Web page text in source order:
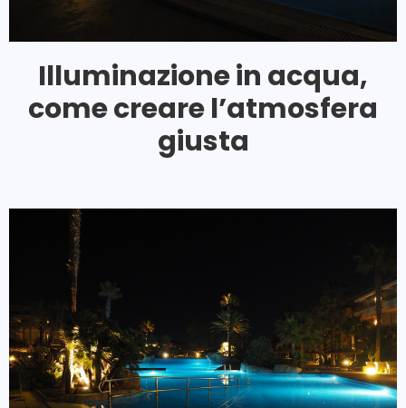
Illuminazione in acqua,
come creare l’atmosfera
giusta